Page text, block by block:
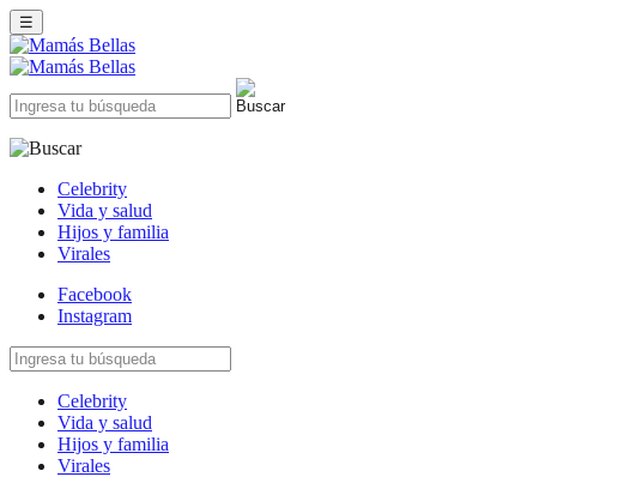
☰
Celebrity
Vida y salud
Hijos y familia
Virales
Facebook
Instagram
Celebrity
Vida y salud
Hijos y familia
Virales